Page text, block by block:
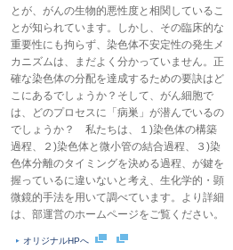
とが、がんの生物的悪性度と相関しているこ
とが知られています。しかし、その臨床的な
重要性にも拘らず、染色体不安定性の発生メ
カニズムは、まだよく分かっていません。正
確な染色体の分配を達成するための要訣はど
こにあるでしょうか？そして、がん細胞で
は、どのプロセスに「病巣」が潜んでいるの
でしょうか？ 私たちは、１)染色体の構築
過程、２)染色体と微小管の結合過程、３)染
色体分離のタイミングを決める過程、が鍵を
握っているに違いないと考え、生化学的・顕
微鏡的手法を用いて調べています。より詳細
は、部運営のホームページをご覧ください。
オリジナルHPへ